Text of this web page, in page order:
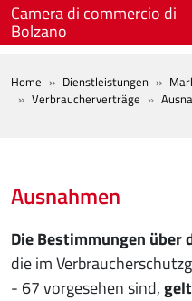
Skip to main content
Camera di commercio di
Bolzano
BREADCRUMB
Home Dienstleistungen
Verbraucherverträge
Ausnahmen
Die Bestimmungen über
die im
- 67 vorgesehen sind,